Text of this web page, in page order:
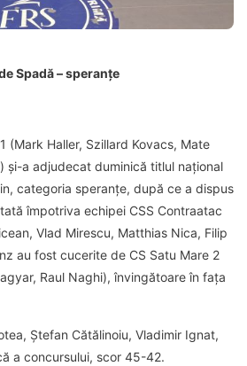
Spadă – speranțe
(Mark Haller, Szillard Kovacs, Mate
și-a adjudecat duminică titlul național
categoria speranțe, după ce a dispus
împotriva echipei CSS Contraatac
Vlad Mirescu, Matthias Nica, Filip
au fost cucerite de CS Satu Mare 2
Raul Naghi), învingătoare în fața
Ștefan Cătălinoiu, Vladimir Ignat,
a concursului, scor 45-42.